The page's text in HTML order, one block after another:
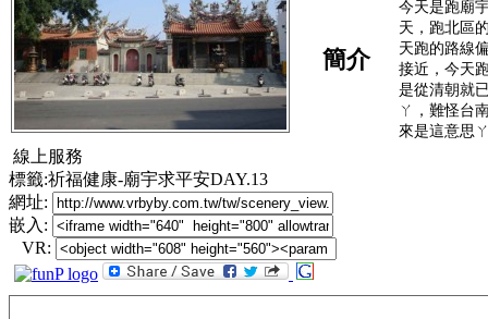
簡介
今天是跑廟
天，跑北區
天跑的路線
接近，今天
是從清朝就
ㄚ，難怪台
來是這意思
線上服務
標籤:祈福健康-廟宇求平安DAY.13
網址:
嵌入:
VR: